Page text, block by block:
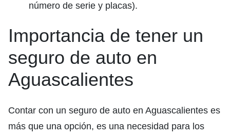
número de serie y placas).
Importancia de tener un
seguro de auto en
Aguascalientes
Contar con un seguro de auto en Aguascalientes es
más que una opción, es una necesidad para los